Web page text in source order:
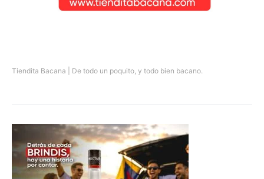
Tiendita Bacana | De todo un poquito, y todo bien bacano.